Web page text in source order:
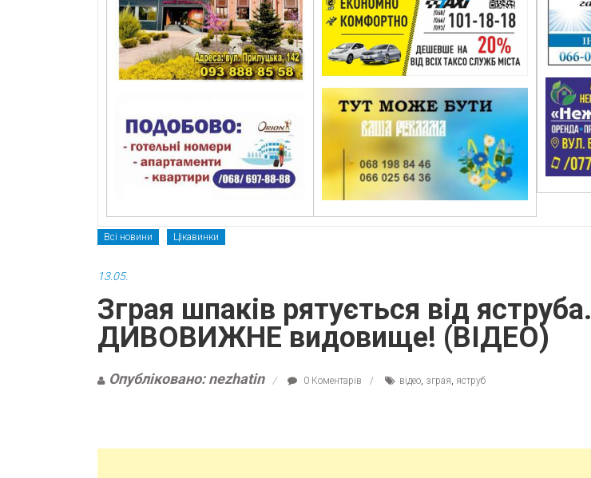
Всі новини Цікавинки
13.05.
Зграя шпаків рятується від яструба.
ДИВОВИЖНЕ видовище! (ВІДЕО)
Опубліковано: nezhatin 0 Коментарів відео зграя яструб